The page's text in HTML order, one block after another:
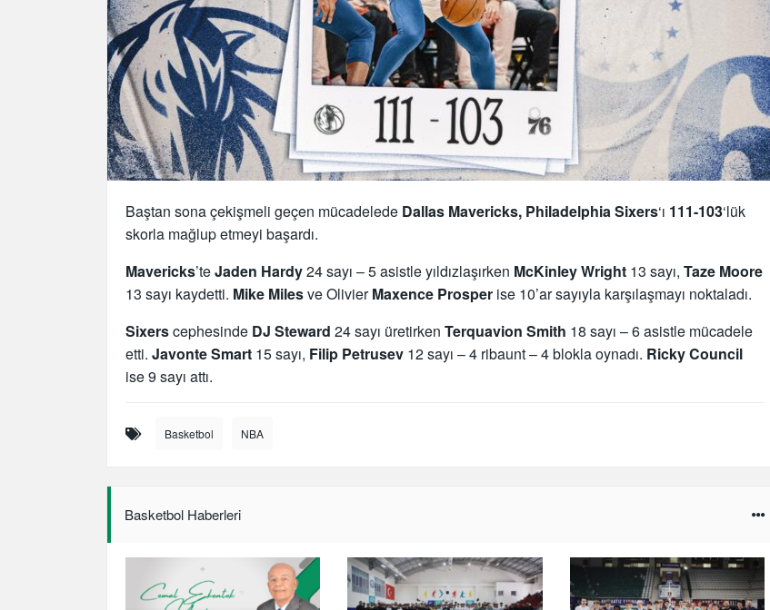
Baştan sona çekişmeli geçen mücadelede Dallas Mavericks, PhiladelphiaSixers‘ı 111-103‘lük
skorla mağlup etmeyi başardı.
Mavericks’teJaden Hardy24 sayı – 5 asistle yıldızlaşırken McKinley Wright 13 sayı, Taze Moore
13 sayı kaydetti. Mike Milesve OlivierMaxence Prosper ise 10’ar sayıyla karşılaşmayı noktaladı.
Sixerscephesinde DJ Steward 24 sayı üretirken Terquavion Smith 18 sayı – 6 asistle mücadele
etti. Javonte Smart 15 sayı, Filip Petrusev 12 sayı – 4 ribaunt – 4 blokla oynadı. Ricky Council
ise 9 sayı attı.
Basketbol NBA
Basketbol Haberleri